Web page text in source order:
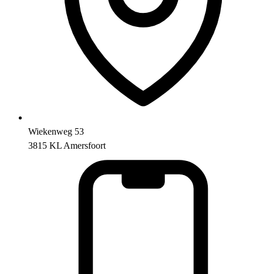
Wiekenweg 53
3815 KL Amersfoort